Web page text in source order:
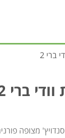
ברי 2
ברי 2
סנדויץ' מצופה